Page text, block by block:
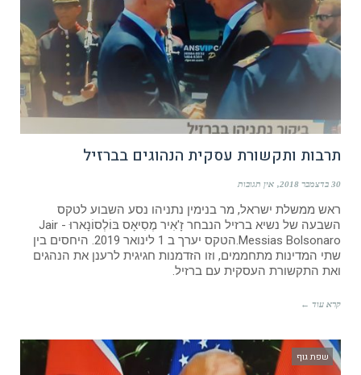
תרבות ותקשורת עסקית הנהוגים בברזיל
30 בדצמבר 2018 אין תגובות
ראש ממשלת ישראל, מר בנימין נתניהו נסע השבוע לטקס
השבעה של נשיא ברזיל הנבחר זָ'אִיר מֶסִיאָס בּוֹלְסוֹנָארוּ - Jair
Messias Bolsonaro.הטקס יערך ב 1 לינואר 2019. היחסים בין
שתי המדינות מתחממים, וזו הזדמנות חגיגית לרענן את הנהגים
ואת התקשורת העסקית עם ברזיל.
קרא עוד ←
שפת גוף